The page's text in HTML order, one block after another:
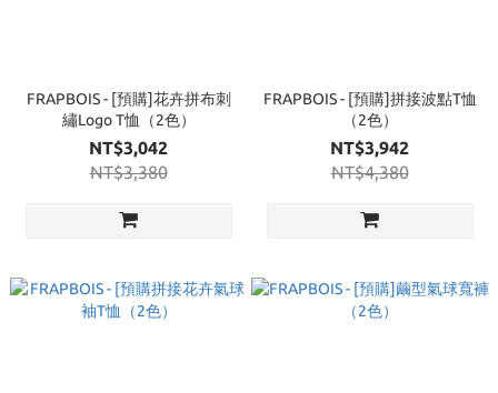
FRAPBOIS - [預購]花卉拼布刺
繡Logo T恤（2色）
NT$3,042
NT$3,380
FRAPBOIS - [預購]拼接波點T恤
（2色）
NT$3,942
NT$4,380